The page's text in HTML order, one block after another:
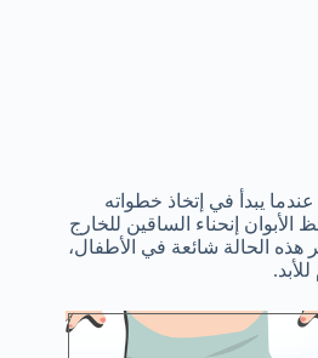
يبدأ في إتخاذ خطواته
الأبوان إنحناء الساقين للخارج
هذه الحالة شائعة في الأطفال،